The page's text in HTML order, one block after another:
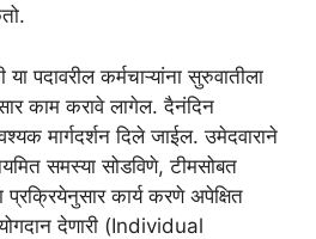
पदावरील कर्मचाऱ्यांना सुरुवातीला
काम करावे लागेल. दैनंदिन
मार्गदर्शन दिले जाईल. उमेदवाराने
समस्या सोडविणे, टीमसोबत
कार्य करणे अपेक्षित
देणारी (Individual